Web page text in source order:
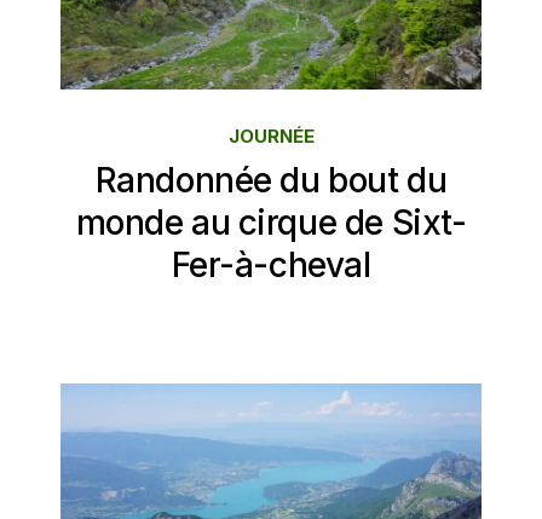
Randonnée du bout du
monde au cirque de Sixt-
Fer-à-cheval
JOURNÉE